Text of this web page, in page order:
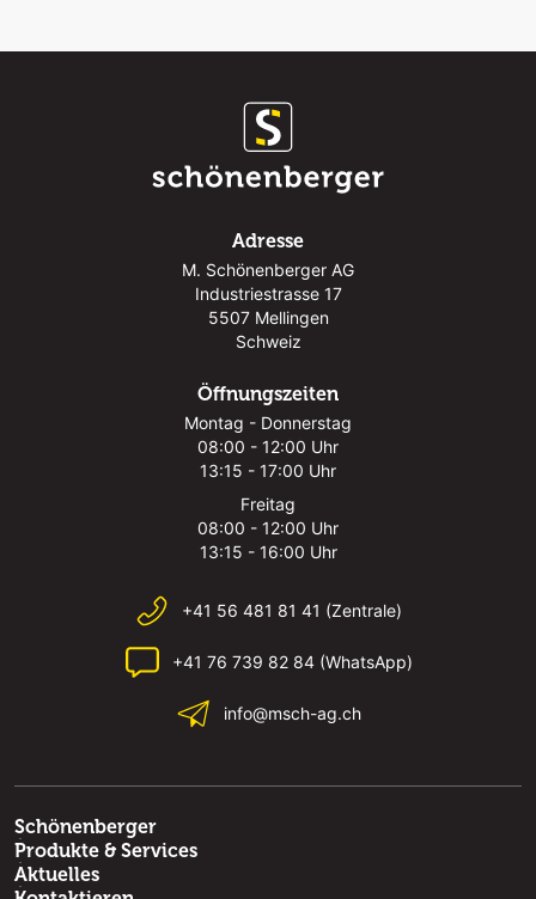
Adresse
M. Schönenberger AG
Industriestrasse 17
5507 Mellingen
Schweiz
Öffnungszeiten
Montag - Donnerstag
08:00 - 12:00 Uhr
13:15 - 17:00 Uhr
Freitag
08:00 - 12:00 Uhr
13:15 - 16:00 Uhr
+41 56 481 81 41 (Zentrale)
+41 76 739 82 84 (WhatsApp)
info@msch-ag.ch
Schönenberger
Produkte & Services
Aktuelles